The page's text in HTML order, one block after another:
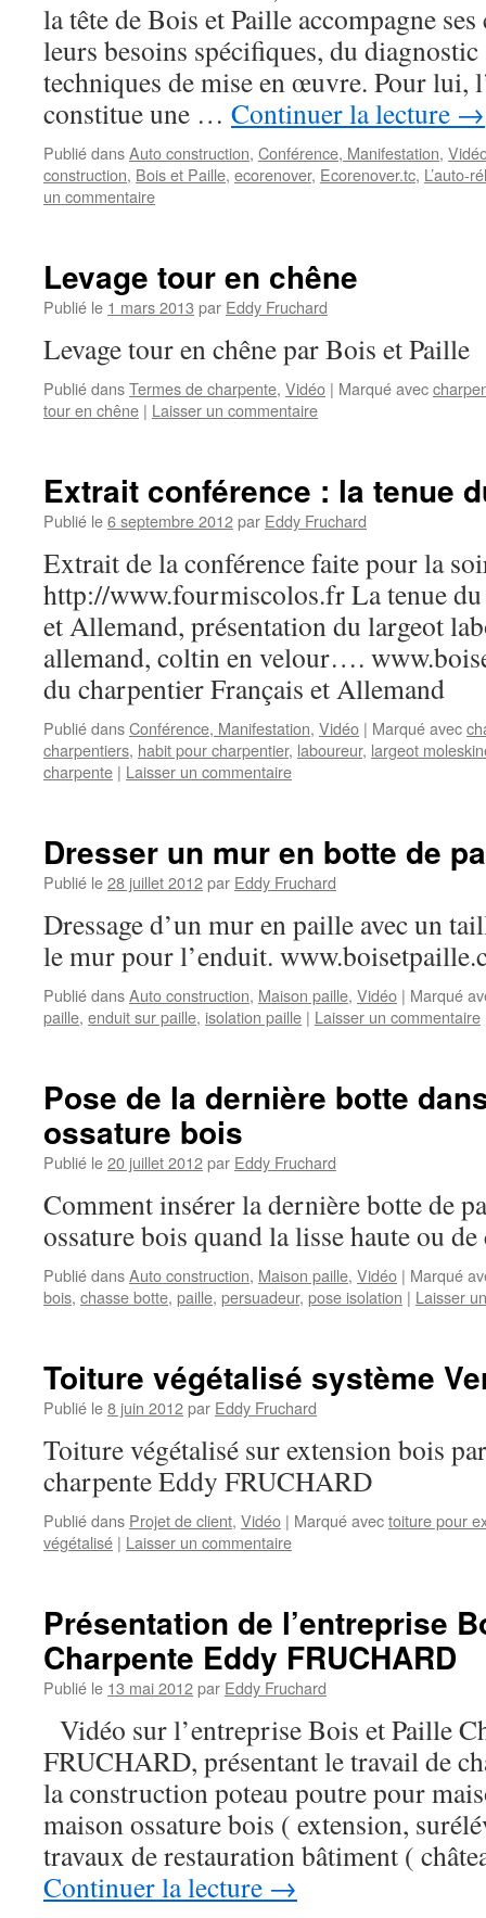
la tête de Bois et Paille accompagne
leurs besoins spécifiques, du
techniques de mise en œuvre. Pour lui,
constitue une … Continuer la lecture →
Publié dansAuto construction, Conférence, Manifestation,
construction, Bois et Paille, ecorenover, Ecorenover.tc, L’auto-
un commentaire
Levage tour en chêne
Publié le 1 mars 2013 par Eddy Fruchard
Levage tour en chêne par Bois et Paille
Publié dansTermes de charpente, Vidéo | Marqué avec
tour en chêne | Laisser un commentaire
Extrait conférence : la tenue
Publié le6 septembre 2012par Eddy Fruchard
Extrait de la conférence faite pour la
http://www.fourmiscolos.fr La tenue
et Allemand, présentation du largeot
allemand, coltin en velour….
du charpentier Français et Allemand
Publié dansConférence, Manifestation, Vidéo | Marqué avec
charpentiers, habit pour charpentier, laboureur, largeot
charpente | Laisser un commentaire
Dresser un mur en botte de
Publié le28 juillet 2012par Eddy Fruchard
Dressage d’un mur en paille avec un
le mur pour l’enduit.
Publié dansAuto construction, Maison paille, Vidéo | Marqué
paille, enduit sur paille, isolation paille | Laisser un commentaire
Pose de la dernière botte
ossature bois
Publié le20 juillet 2012par Eddy Fruchard
Comment insérer la dernière botte de
ossature bois quand la lisse haute ou
Publié dansAuto construction, Maison paille, Vidéo | Marqué
bois, chasse botte, paille, persuadeur, pose isolation | Laisser
Toiture végétalisé système
Publié le8 juin 2012par Eddy Fruchard
Toiture végétalisé sur extension bois
charpente Eddy FRUCHARD
Publié dans Projet de client, Vidéo | Marqué avectoiture pour
végétalisé | Laisser un commentaire
Présentation de l’entreprise
Charpente Eddy FRUCHARD
Publié le 13 mai 2012par Eddy Fruchard
Vidéo sur l’entreprise Bois et Paille
FRUCHARD, présentant le travail de
la construction poteau poutre pour
maison ossature bois ( extension,
travaux de restauration bâtiment (
Continuer la lecture →